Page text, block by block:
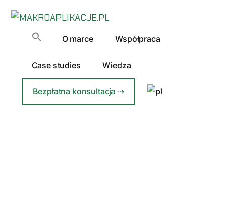
Additional
menuMAKROAPLIKACJE.PL
Automatyzacja
Firm
O marce Współpraca
Case studies Wiedza
Bezpłatna konsultacja ⇢